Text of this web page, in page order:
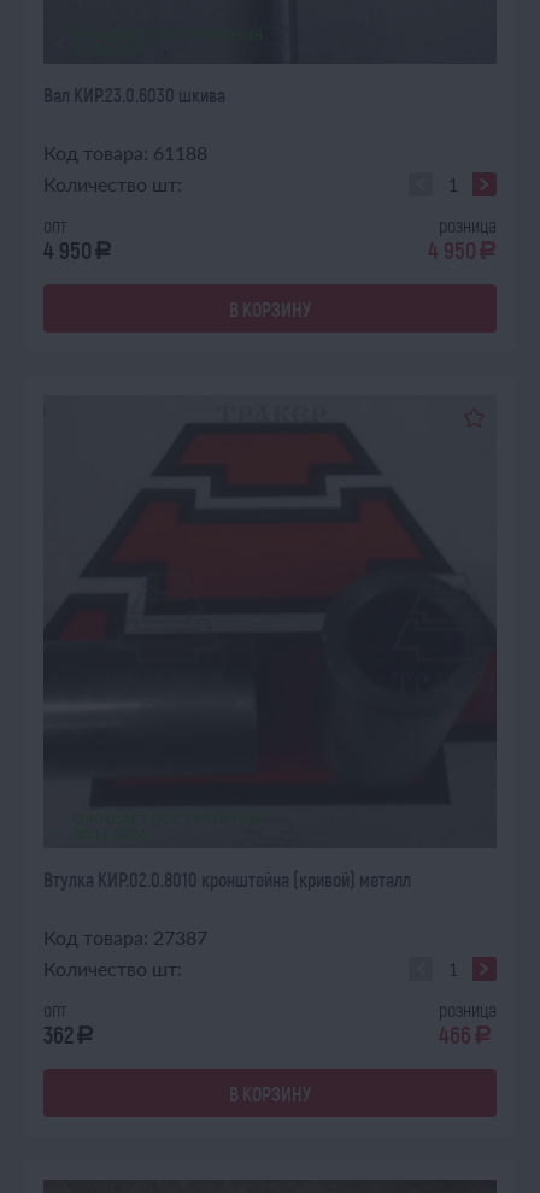
Вал КИР.23.0.6030 шкива
Код товара: 61188
Количество шт:
опт
4 950 a
розница
4 950 a
В КОРЗИНУ
Втулка КИР.02.0.8010 кронштейна (кривой) металл
Код товара: 27387
Количество шт:
опт
362a
розница
466 a
В КОРЗИНУ